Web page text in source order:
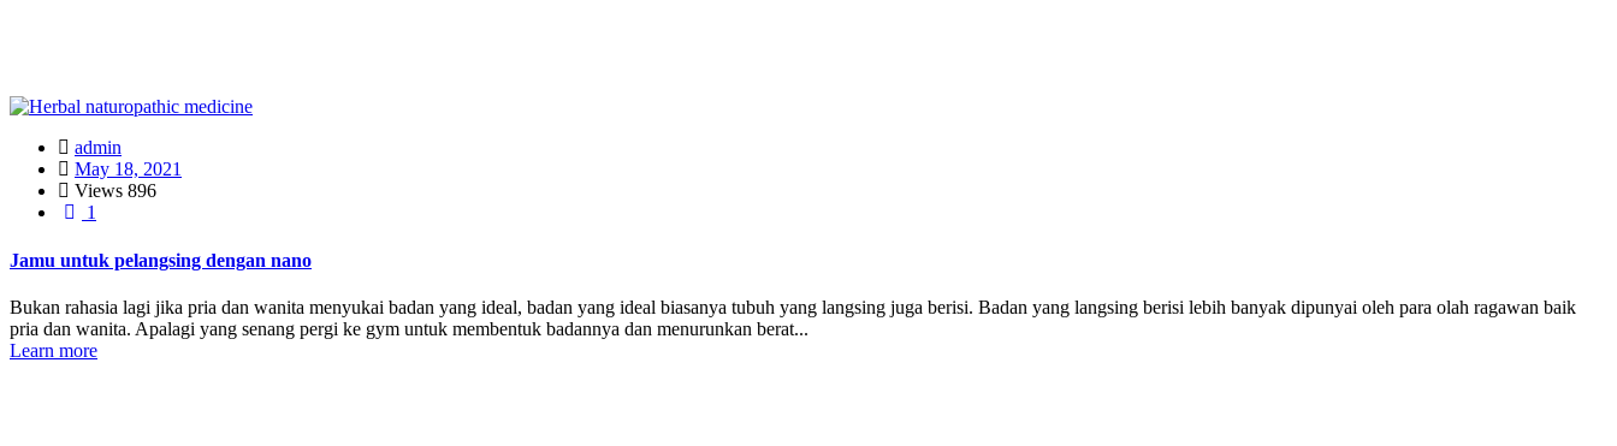
admin
May 18, 2021
Views 896
1
Jamu untuk pelangsing dengan nano
Bukan rahasia lagi jika pria dan wanita menyukai badan yang ideal, badan yang ideal biasanya tubuh yang langsing juga berisi. Badan yang langsing berisi lebih banyak dipunyai oleh para olah ragawan baik
pria dan wanita. Apalagi yang senang pergi ke gym untuk membentuk badannya dan menurunkan berat...
Learn more